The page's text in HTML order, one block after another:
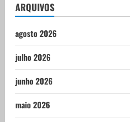
ARQUIVOS
agosto 2026
julho 2026
junho 2026
maio 2026